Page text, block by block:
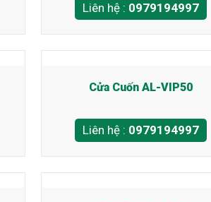
Liên hệ : 0979194997
Cửa Cuốn AL-VIP50
Liên hệ : 0979194997